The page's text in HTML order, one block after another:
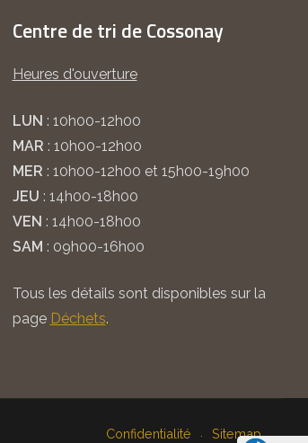
Centre de tri de Cossonay
Heures d'ouverture
LUN : 10h00-12h00
MAR : 10h00-12h00
MER : 10h00-12h00 et 15h00-19h00
JEU : 14h00-18h00
VEN : 14h00-18h00
SAM : 09h00-16h00
Tous les détails sont disponibles sur la
page Déchets.
Confidentialité Sitemap